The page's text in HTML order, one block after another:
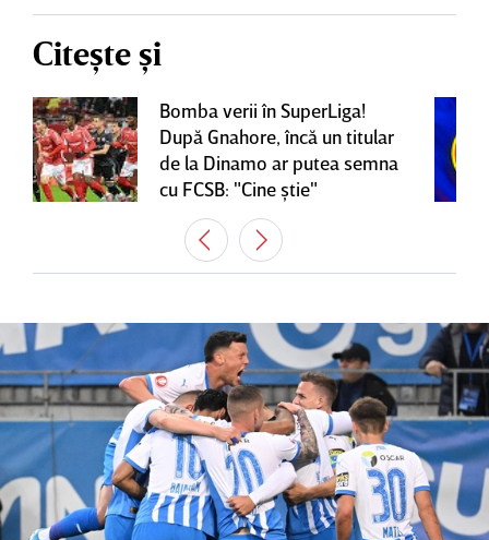
Citește și
Bomba verii în SuperLiga!
După Gnahore, încă un titular
de la Dinamo ar putea semna
cu FCSB: "Cine ştie"